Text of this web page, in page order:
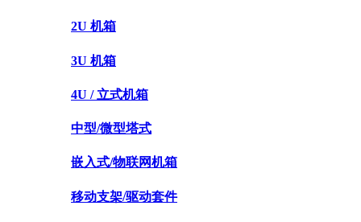
2U 机箱
3U 机箱
4U / 立式机箱
中型/微型塔式
嵌入式/物联网机箱
移动支架/驱动套件